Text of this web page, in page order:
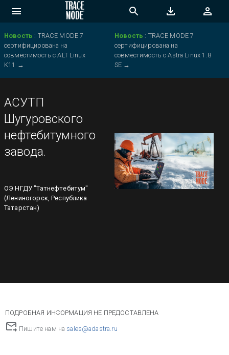
Новость : TRACE MODE 7
сертифицирована на
совместимость с ALT Linux
K11 →
Новость : TRACE MODE 7
сертифицирована на
совместимость с Astra Linux 1.8
SE →
АСУТП
Шугуровского
нефтебитумного
завода.
ОЭ НГДУ "Татнефтебитум"
(Лениногорск, Республика
Татарстан)
ПОДРОБНАЯ ИНФОРМАЦИЯ НЕ ПРЕДОСТАВЛЕНА
Пишите нам на sales@adastra.ru